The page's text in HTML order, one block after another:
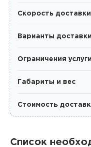
Скорость доставки
Варианты доставки
Ограничения услуги
Габариты и вес
Стоимость
Список